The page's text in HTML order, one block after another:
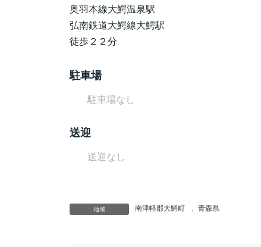
奥羽本線大鰐温泉駅
弘南鉄道大鰐線大鰐駅
徒歩２２分
駐車場
駐車場なし
送迎
送迎なし
地域 南津軽郡大鰐町 、 青森県